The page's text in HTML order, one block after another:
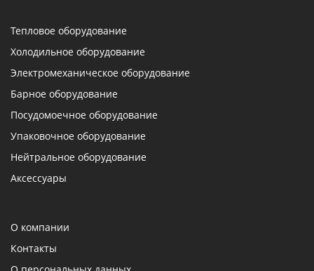
Тепловое оборудование
Холодильное оборудование
Электромеханическое оборудование
Барное оборудование
Посудомоечное оборудование
Упаковочное оборудование
Нейтральное оборудование
Аксессуары
О компании
Контакты